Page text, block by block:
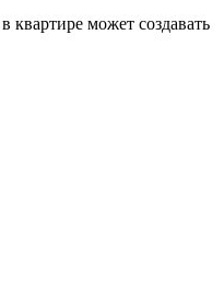
квартире может создавать